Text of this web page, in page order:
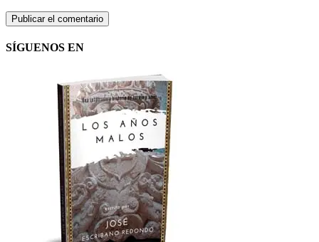
SÍGUENOS EN